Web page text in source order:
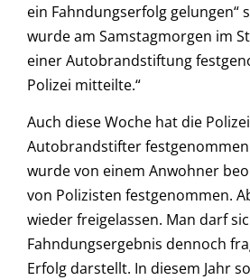
ein Fahndungserfolg gelungen“
wurde am Samstagmorgen im
einer Autobrandstiftung
Polizei mitteilte.“
Auch diese Woche hat die
Autobrandstifter
wurde von einem Anwohner
von Polizisten festgenommen.
wieder freigelassen. Man darf
Fahndungsergebnis dennoch
Erfolg darstellt. In diesem Jahr